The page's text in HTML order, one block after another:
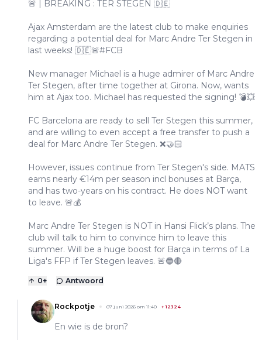
🚨 | BREAKING : TER STEGEN 🇩🇪
Ajax Amsterdam are the latest club to make enquiries
regarding a potential deal for Marc Andre Ter Stegen in
last weeks! 🇩🇪🚨#FCB
New manager Michael is a huge admirer of Marc Andre
Ter Stegen, after time together at Girona. Now, wants
him at Ajax too. Michael has requested the signing! 💣💥
FC Barcelona are ready to sell Ter Stegen this summer,
and are willing to even accept a free transfer to push a
deal for Marc Andre Ter Stegen. ❌️🤝🏻
However, issues continue from Ter Stegen's side. MATS
earns nearly €14m per season incl bonuses at Barça,
and has two-years on his contract. He does NOT want
to leave. 🚨💰
Marc Andre Ter Stegen is NOT in Hansi Flick’s plans. The
club will talk to him to convince him to leave this
summer. Will be a huge boost for Barça in terms of La
Liga's FFP if Ter Stegen leaves. 🚨🔵🔴
0+ Antwoord
Rockpotje 07 juni 2026 om 11:40 +12324
En wie is de bron?